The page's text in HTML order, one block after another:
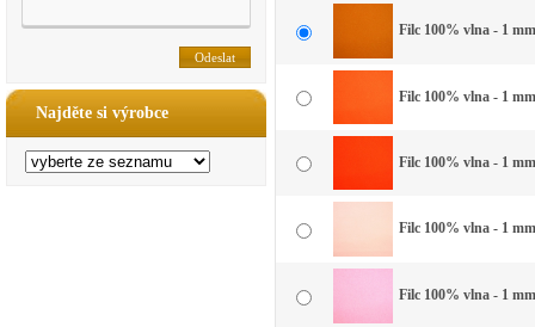
Najděte si výrobce
Filc 100% vlna - 1
Filc 100% vlna - 1
Filc 100% vlna - 1
Filc 100% vlna - 1
Filc 100% vlna - 1